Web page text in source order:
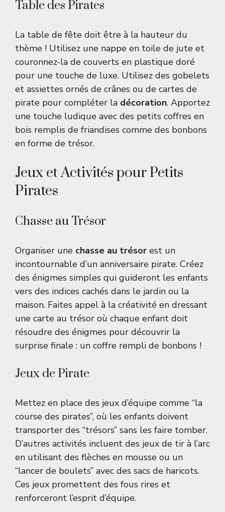
Table des Pirates
La table de fête doit être à la hauteur du
thème ! Utilisez une nappe en toile de jute et
couronnez-la de couverts en plastique doré
pour une touche de luxe. Utilisez des gobelets
et assiettes ornés de crânes ou de cartes de
pirate pour compléter la décoration. Apportez
une touche ludique avec des petits coffres en
bois remplis de friandises comme des bonbons
en forme de trésor.
Jeux et Activités pour Petits
Pirates
Chasse au Trésor
Organiser une chasse au trésor est un
incontournable d’un anniversaire pirate. Créez
des énigmes simples qui guideront les enfants
vers des indices cachés dans le jardin ou la
maison. Faites appel à la créativité en dressant
une carte au trésor où chaque enfant doit
résoudre des énigmes pour découvrir la
surprise finale : un coffre rempli de bonbons !
Jeux de Pirate
Mettez en place des jeux d’équipe comme “la
course des pirates”, où les enfants doivent
transporter des “trésors” sans les faire tomber.
D’autres activités incluent des jeux de tir à l’arc
en utilisant des flèches en mousse ou un
“lancer de boulets” avec des sacs de haricots.
Ces jeux promettent des fous rires et
renforceront l’esprit d’équipe.